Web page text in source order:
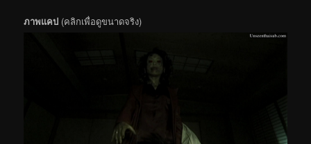
ภาพแคป (คลิกเพื่อดูขนาดจริง)